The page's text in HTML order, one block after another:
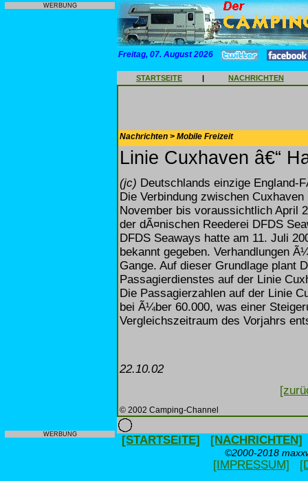
WERBUNG
WERBUNG
Freitag, 07. August 2026
STARTSEITE | NACHRICHTEN
Nachrichten > Mobile Freizeit
Linie Cuxhaven â€“
(jc) Deutschlands einzige England-
Die Verbindung zwischen
November bis voraussichtlich April
der dÃ¤nischen Reederei DFDS
DFDS Seaways hatte am 11. Juli
bekannt gegeben. Verhandlungen
Gange. Auf dieser Grundlage plant
Passagierdienstes auf der Linie
Die Passagierzahlen auf der Linie
bei Ã¼ber 60.000, was einer
Vergleichszeitraum des Vorjahrs
22.10.02
© 2002 Camping-Channel
[STARTSEITE] [NACHRICHTEN]
©2000-2018
[IMPRESSUM]